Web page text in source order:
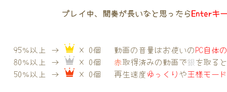
プレイ中、間奏が長いなと思ったらEnterキ
95％以上 →
× 0個
80％以上 →
× 0個
50％以上 →
× 0個
動画の音量はお使いのPC自体
赤取得済みの動画で銀を取る
再生速度ゆっくりや王様モー